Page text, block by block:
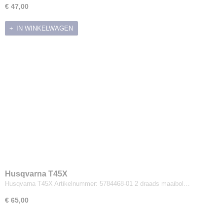
€ 47,00
IN WINKELWAGEN
Husqvarna T45X
Husqvarna T45X Artikelnummer: 5784468-01 2 draads maaibol…
€ 65,00